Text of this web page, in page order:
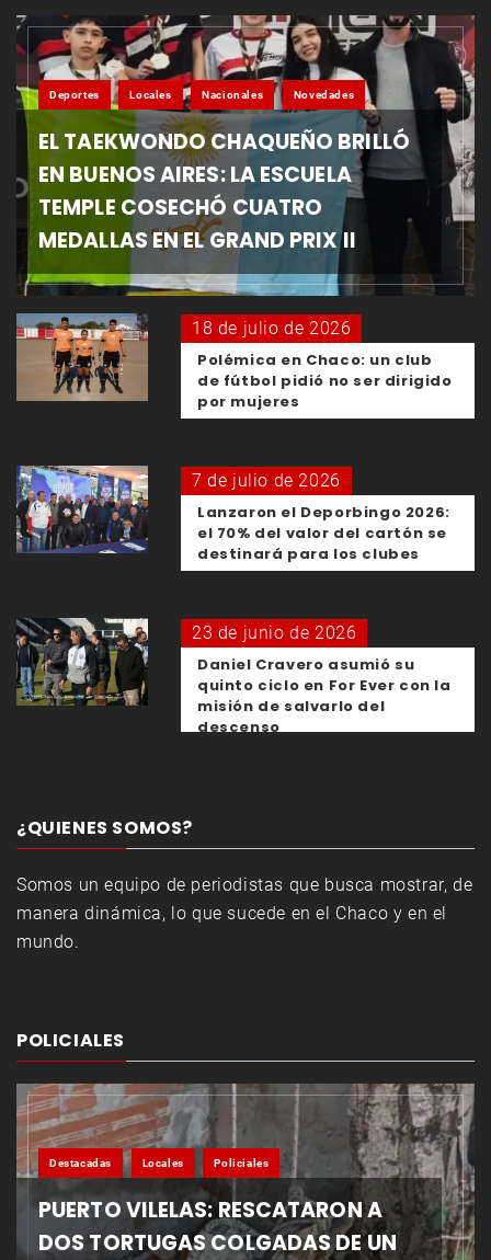
Deportes Locales Nacionales Novedades
EL TAEKWONDO CHAQUEÑO BRILLÓ
EN BUENOS AIRES: LA ESCUELA
TEMPLE COSECHÓ CUATRO
MEDALLAS EN EL GRAND PRIX II
18 de julio de 2026
Polémica en Chaco: un club
de fútbol pidió no ser dirigido
por mujeres
7 de julio de 2026
Lanzaron el Deporbingo 2026:
el 70% del valor del cartón se
destinará para los clubes
23 de junio de 2026
Daniel Cravero asumió su
quinto ciclo en For Ever con la
misión de salvarlo del
descenso
¿QUIENES SOMOS?
Somos un equipo de periodistas que busca mostrar, de
manera dinámica, lo que sucede en el Chaco y en el
mundo.
POLICIALES
Destacadas Locales Policiales
PUERTO VILELAS: RESCATARON A
DOS TORTUGAS COLGADAS DE UN